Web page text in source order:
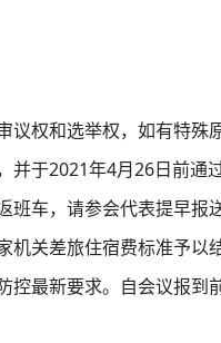
权和选举权，如有特殊
于2021年4月26日前通
车，请参会代表提早报
关差旅住宿费标准予以结
最新要求。自会议报